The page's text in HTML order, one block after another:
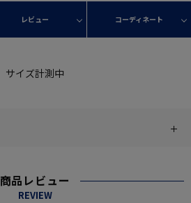
レビュー コーディネート
サイズ計測中
商品レビュー
REVIEW